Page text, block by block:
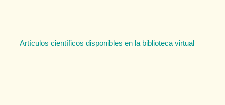
Artículos científicos disponibles en la biblioteca virtual